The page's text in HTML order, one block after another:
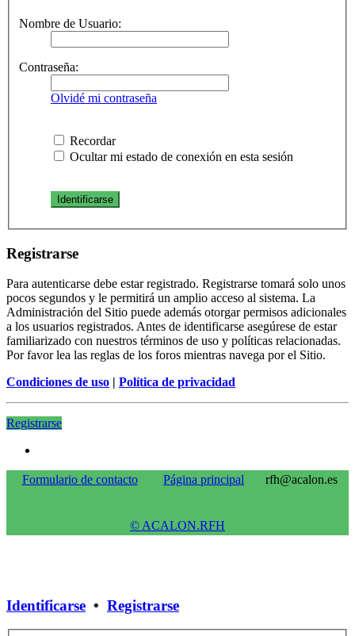
Nombre de Usuario:
Contraseña:
Olvidé mi contraseña
Recordar
Ocultar mi estado de conexión en esta sesión
Registrarse
Para autenticarse debe estar registrado. Registrarse tomará solo unos
pocos segundos y le permitirá un amplio acceso al sistema. La
Administración del Sitio puede además otorgar permisos adicionales
a los usuarios registrados. Antes de identificarse asegúrese de estar
familiarizado con nuestros términos de uso y políticas relacionadas.
Por favor lea las reglas de los foros mientras navega por el Sitio.
Condiciones de uso | Política de privacidad
Registrarse
Formulario de contacto Página principal rfh@acalon.es
© ACALON.RFH
Identificarse • Registrarse